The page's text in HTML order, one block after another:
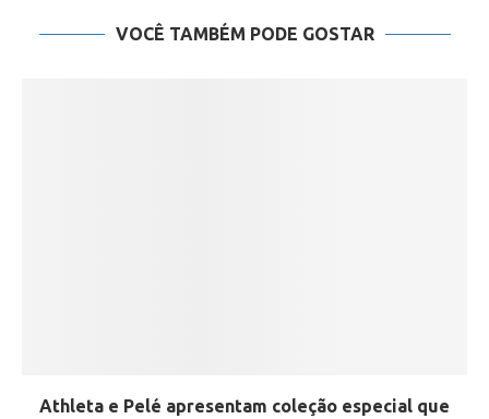
VOCÊ TAMBÉM PODE GOSTAR
Athleta e Pelé apresentam coleção especial que